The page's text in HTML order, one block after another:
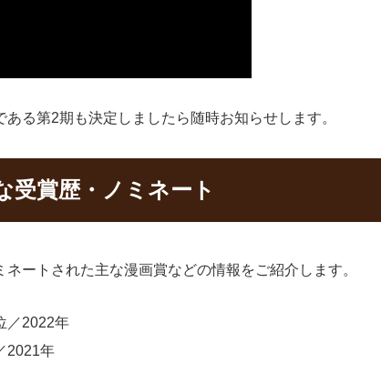
る第2期も決定しましたら随時お知らせします。
受賞歴・ノミネート
ートされた主な漫画賞などの情報をご紹介します。
／2022年
2021年